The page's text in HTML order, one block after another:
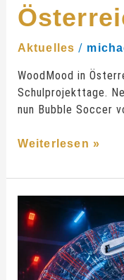
Aktuelles /
WoodMood in
Schulprojekttage.
nun Bubble Soccer
Weiterlesen »
for
Lithuania